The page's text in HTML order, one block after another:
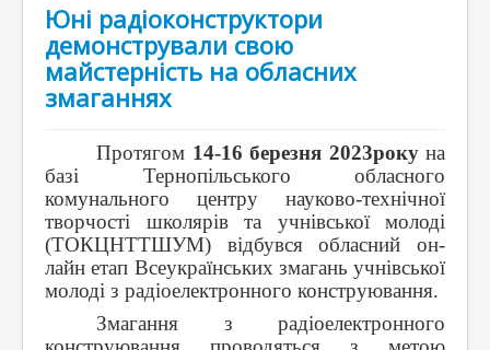
Юні радіоконструктори
демонстрували свою
майстерність на обласних
змаганнях
Протягом 14-16 березня 2023рокуна
базі Тернопільського обласного
комунального центру науково-технічної
творчості школярів та учнівської молоді
(ТОКЦНТТШУМ) відбувся обласний он-
лайн етап Всеукраїнських змагань учнівської
молоді з радіоелектронного конструювання.
Змагання з радіоелектронного